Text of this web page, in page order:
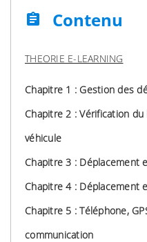
assignment
Contenu
THEORIE E-LEARNING
Chapitre 1 : Gestion des
Chapitre 2 : Vérification
véhicule
Chapitre 3 : Déplacement
Chapitre 4 : Déplacement
Chapitre 5 : Téléphone,
communication